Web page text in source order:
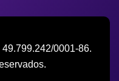
0001-86.